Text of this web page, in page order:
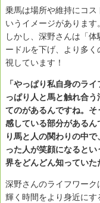
乗馬は場所や維持にコス
いうイメージがあります
しかし、深野さんは「
ードルを下げ、より多
視しています！
「やっぱり私自身のラ
っぱり人と馬と触れ合
てのがあるんですね。
感している部分がある
り馬と人の関わりの中
った人が笑顔になると
界をどんどん知っていた
深野さんのライフワーク
輝く時間をより身近にす